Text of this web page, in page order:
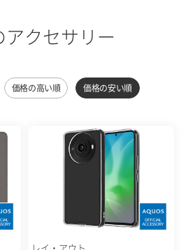
アクセサリー
価格の高い順 価格の安い順